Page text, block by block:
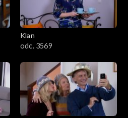
Klan
odc. 3569